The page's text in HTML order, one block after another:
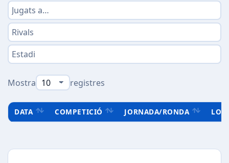
Mostra registres
DATA COMPETICIÓ JORNADA/RONDA